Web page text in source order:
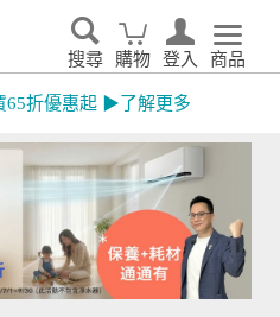
搜尋 購物 登入 商品
65折優惠起 ▶了解更多